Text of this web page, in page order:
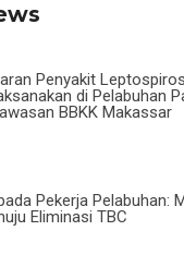
Penyakit
di Pelabuhan
BBKK Makassar
Pekerja Pelabuhan:
Eliminasi TBC